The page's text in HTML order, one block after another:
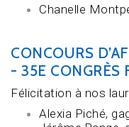
Chanelle
CONCOURS
- 35E CONGRÈS
Félicitation à nos
Alexia Piché,